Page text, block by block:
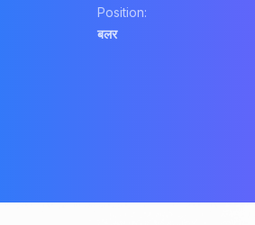
Position:
बलर